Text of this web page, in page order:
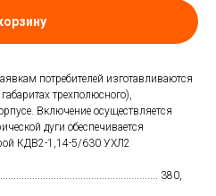
потребителей изготавливаются
трехполюсного),
Включение осуществляется
дуги обеспечивается
КДВ2-1,14-5/630 УХЛ2
380,